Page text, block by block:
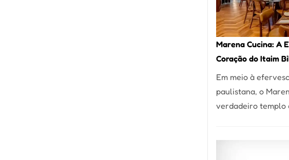
Marena Cucina: A
Coração do Itaim
Em meio à
paulistana, o
verdadeiro templo